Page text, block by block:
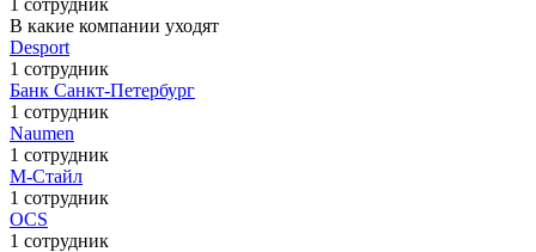
В какие компании уходят
Desport
1 сотрудник
Банк Санкт-Петербург
1 сотрудник
Naumen
1 сотрудник
М-Стайл
1 сотрудник
OCS
1 сотрудник